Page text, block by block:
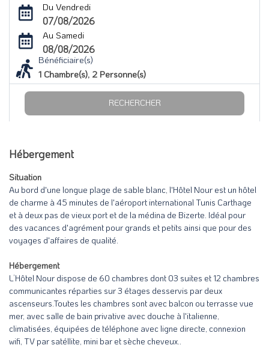
Du Vendredi
07/08/2026
Au Samedi
08/08/2026
Bénéficiaire(s)
1 Chambre(s), 2 Personne(s)
RECHERCHER
Hébergement
Situation
Au bord d'une longue plage de sable blanc, l'Hôtel Nour est un hôtel
de charme à 45 minutes de l'aéroport international Tunis Carthage
et à deux pas de vieux port et de la médina de Bizerte. Idéal pour
des vacances d'agrément pour grands et petits ainsi que pour des
voyages d'affaires de qualité.
Hébergement
L’Hôtel Nour dispose de 60 chambres dont 03 suites et 12 chambres
communicantes réparties sur 3 étages desservis par deux
ascenseurs.Toutes les chambres sont avec balcon ou terrasse vue
mer, avec salle de bain privative avec douche à l'italienne,
climatisées, équipées de téléphone avec ligne directe, connexion
wifi, TV par satéllite, mini bar et sèche cheveux..